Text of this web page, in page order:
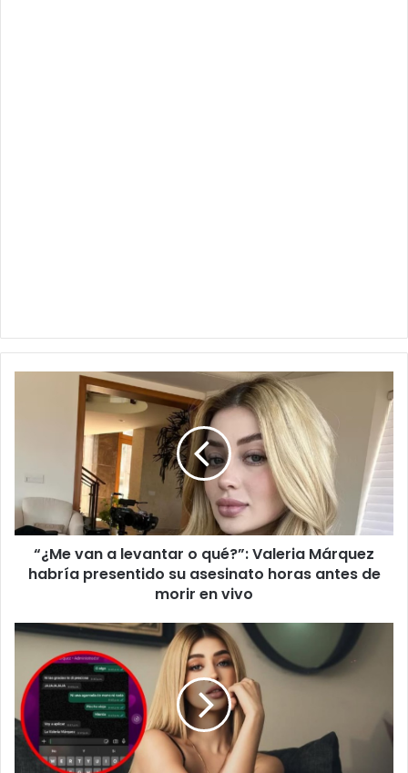
qué?”:
Valeria
Márquez
habría
presentido
antes
morir
en
vivo
“¿Me van a levantar o qué?”: Valeria Márquez
habría presentido su asesinato horas antes de
morir en vivo
Valeria
Márquez,
tiktoker
asesinada
en
vivo,
tenía